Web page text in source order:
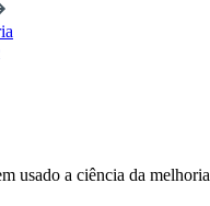
usado a ciência da